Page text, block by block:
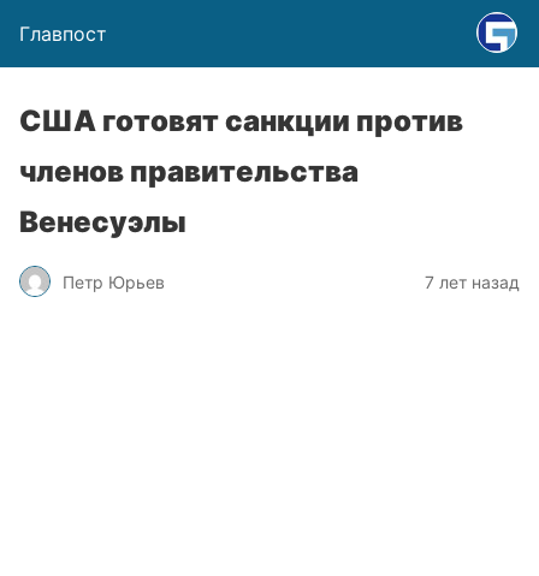
Главпост
США готовят санкции против
членов правительства
Венесуэлы
Петр Юрьев 7 лет назад